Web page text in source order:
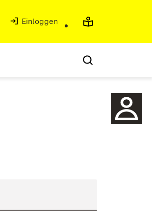
(Öffnet in neuem Fenster)
Einloggen